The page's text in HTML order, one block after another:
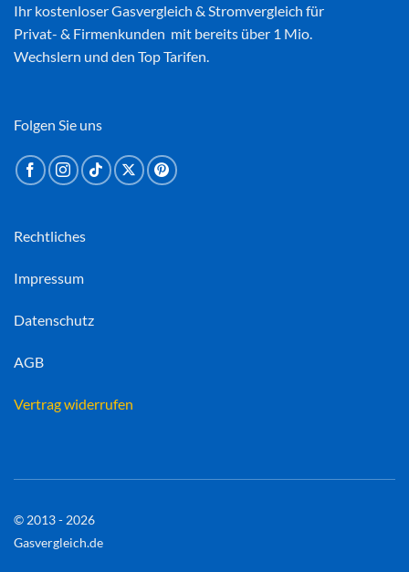
Ihr kostenloserGasvergleich & Stromvergleich für
Privat- & Firmenkunden mit bereits über 1 Mio.
Wechslern und den Top Tarifen.
Rechtliches
Impressum
Datenschutz
AGB
Vertrag widerrufen
Folgen Sie uns
© 2013 - 2026
Gasvergleich.de